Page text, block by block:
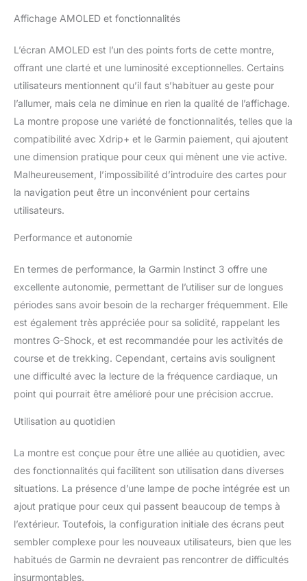
profils d’activité dont le
ski, aviron, surf, escalade
en salle mais également
la course à obstacles et
bien plus encore Suivi
santé : la fréquence
matinal, statut VFC,
oxymètres de pouls,
Body Battery, le niveau
de stress et de
sommeil… Fonctions
assistance…
Affichage AMOLED et fonctionnalités
L’écran AMOLED est l’un des points forts de cette montre,
offrant une clarté et une luminosité exceptionnelles. Certains
utilisateurs mentionnent qu’il faut s’habituer au geste pour
l’allumer, mais cela ne diminue en rien la qualité de l’affichage.
La montre propose une variété de fonctionnalités, telles que la
compatibilité avec Xdrip+ et le Garmin paiement, qui ajoutent
une dimension pratique pour ceux qui mènent une vie active.
Malheureusement, l’impossibilité d’introduire des cartes pour
la navigation peut être un inconvénient pour certains
utilisateurs.
Performance et autonomie
En termes de performance, la Garmin Instinct 3 offre une
excellente autonomie, permettant de l’utiliser sur de longues
périodes sans avoir besoin de la recharger fréquemment. Elle
est également très appréciée pour sa solidité, rappelant les
montres G-Shock, et est recommandée pour les activités de
course et de trekking. Cependant, certains avis soulignent
une difficulté avec la lecture de la fréquence cardiaque, un
point qui pourrait être amélioré pour une précision accrue.
Utilisation au quotidien
La montre est conçue pour être une alliée au quotidien, avec
des fonctionnalités qui facilitent son utilisation dans diverses
situations. La présence d’une lampe de poche intégrée est un
ajout pratique pour ceux qui passent beaucoup de temps à
l’extérieur. Toutefois, la configuration initiale des écrans peut
sembler complexe pour les nouveaux utilisateurs, bien que les
habitués de Garmin ne devraient pas rencontrer de difficultés
insurmontables.